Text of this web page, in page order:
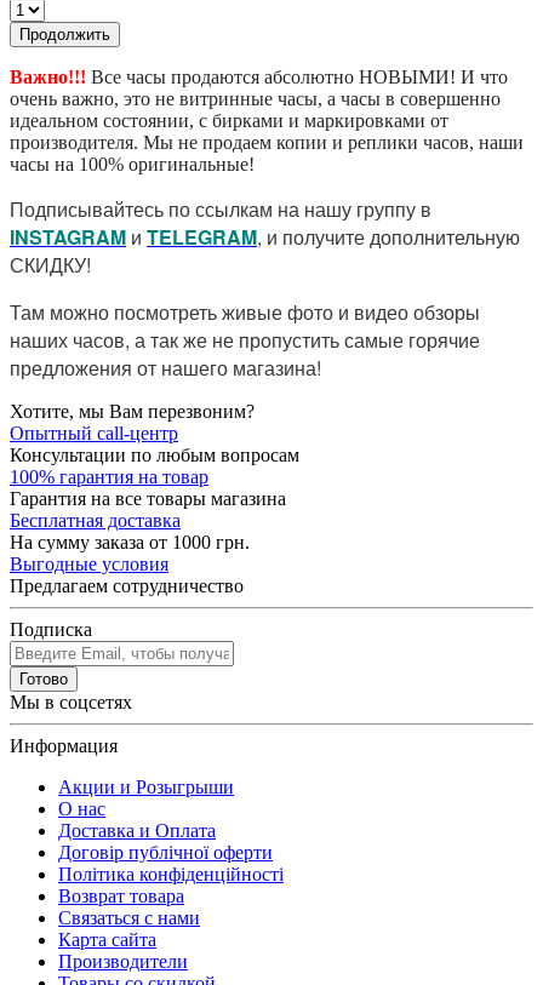
Продолжить
Важно!!! Все часы продаются абсолютно НОВЫМИ! И что
очень важно, это не витринные часы, а часы в совершенно
идеальном состоянии, с бирками и маркировками от
производителя. Мы не продаем копии и реплики часов, наши
часы на 100% оригинальные!
Подписывайтесь по ссылкам на нашу группу в
INSTAGRAM и TELEGRAM, и получите дополнительную
СКИДКУ!
Там можно посмотреть живые фото и видео обзоры
наших часов, а так же не пропустить самые горячие
предложения от нашего магазина!
Хотите, мы Вам перезвоним?
Опытный call-центр
Консультации по любым вопросам
100% гарантия на товар
Гарантия на все товары магазина
Бесплатная доставка
На сумму заказа от 1000 грн.
Выгодные условия
Предлагаем сотрудничество
Подписка
Готово
Мы в соцсетях
Информация
Акции и Розыгрыши
О нас
Доставка и Оплата
Договір публічної оферти
Політика конфіденційності
Возврат товара
Связаться с нами
Карта сайта
Производители